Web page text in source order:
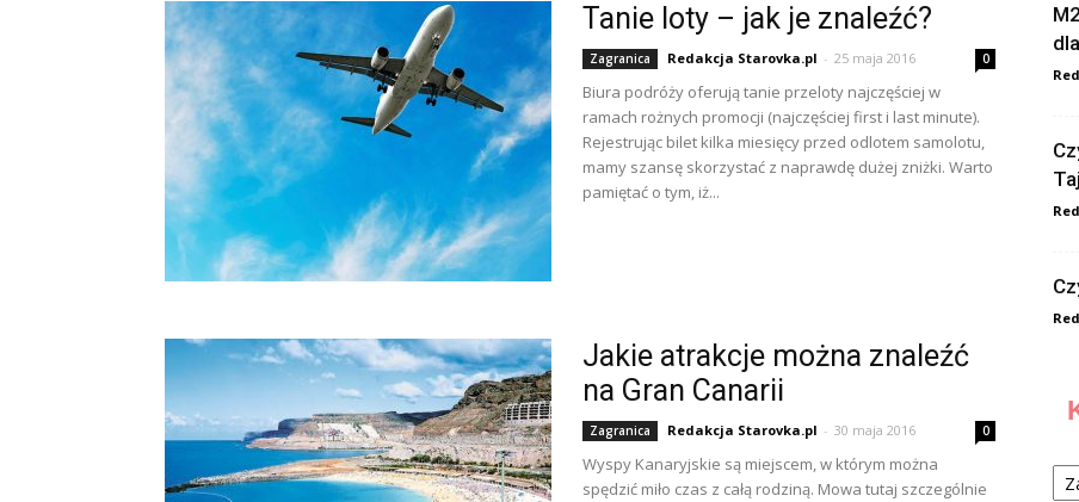
Tanie loty – jak je znaleźć?
Zagranica Redakcja Starovka.pl - 25 maja 2016 0
Biura podróży oferują tanie przeloty najczęściej w
ramach rożnych promocji (najczęściej first i last minute).
Rejestrując bilet kilka miesięcy przed odlotem samolotu,
mamy szansę skorzystać z naprawdę dużej zniżki. Warto
pamiętać o tym, iż...
Jakie atrakcje można znaleźć
na Gran Canarii
Zagranica Redakcja Starovka.pl - 30 maja 2016 0
Wyspy Kanaryjskie są miejscem, w którym można
spędzić miło czas z całą rodziną. Mowa tutaj szczególnie